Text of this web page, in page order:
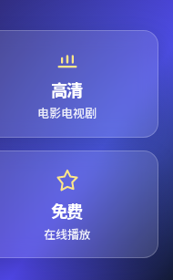
高清
电影电视剧
免费
在线播放